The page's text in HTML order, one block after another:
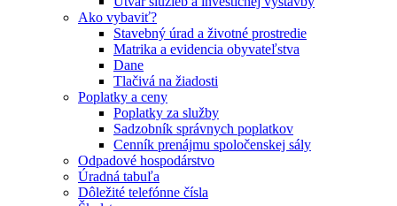
Ako vybaviť?
Stavebný úrad a životné prostredie
Matrika a evidencia obyvateľstva
Dane
Tlačivá na žiadosti
Poplatky a ceny
Poplatky za služby
Sadzobník správnych poplatkov
Cenník prenájmu spoločenskej sály
Odpadové hospodárstvo
Úradná tabuľa
Dôležité telefónne čísla